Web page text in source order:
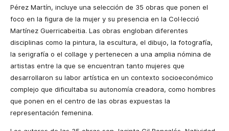
Pérez Martín, incluye una selección de 35 obras que ponen el
foco en la figura de la mujer y su presencia en la Col·lecció
Martínez Guerricabeitia. Las obras engloban diferentes
disciplinas como la pintura, la escultura, el dibujo, la fotografía,
la serigrafía o el collage y pertenecen a una amplia nómina de
artistas entre la que se encuentran tanto mujeres que
desarrollaron su labor artística en un contexto socioeconómico
complejo que dificultaba su autonomía creadora, como hombres
que ponen en el centro de las obras expuestas la
representación femenina.